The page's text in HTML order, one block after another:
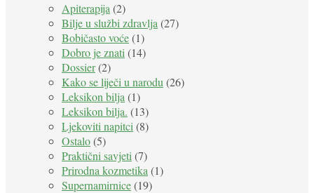
Apiterapija(2)
Bilje u službi zdravlja(27)
Bobičasto voće(1)
Dobro je znati(14)
Dossier(2)
Kako se liječi u narodu(26)
Leksikon bilja(1)
Leksikon bilja. (13)
Ljekoviti napitci(8)
Ostalo(5)
Praktični savjeti(7)
Prirodna kozmetika(1)
Supernamirnice(19)